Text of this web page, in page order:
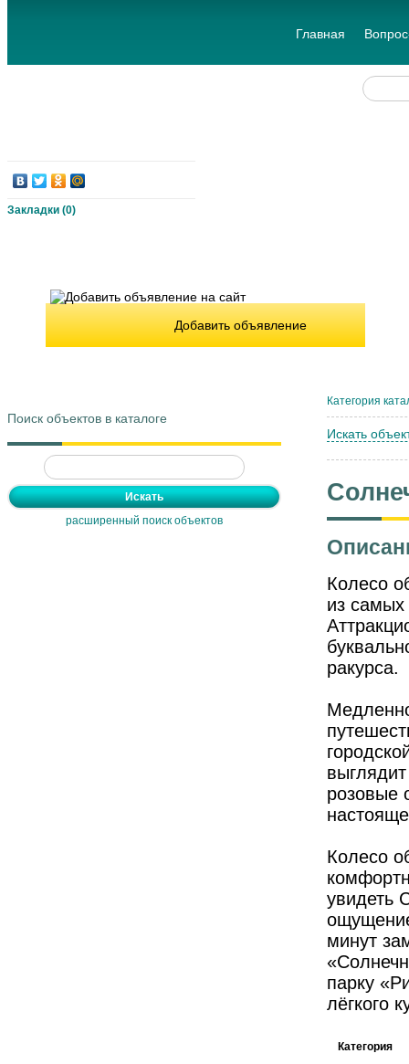
Главная
Закладки (0)
Добавить объявление
Поиск объектов в каталоге
расширенный поиск объектов
Категория
Искать
Колесо
из самых
ракурса.
розовые
Колесо
увидеть
минут
парку
лёгкого
Категория